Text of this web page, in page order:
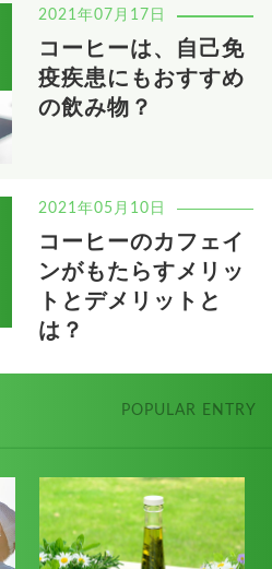
2021年07月17日
コーヒーは、自己免
疫疾患にもおすすめ
の飲み物？
2021年05月10日
コーヒーのカフェイ
ンがもたらすメリッ
トとデメリットと
は？
POPULAR ENTRY